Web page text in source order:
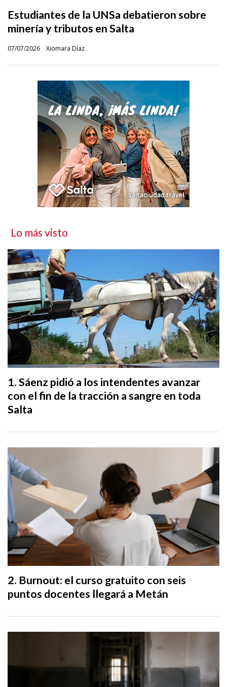
Estudiantes de la UNSa debatieron sobre
minería y tributos en Salta
Xiomara Díaz
07/07/2026
Lo más visto
Sáenz pidió a los intendentes avanzar
con el fin de la tracción a sangre en toda
Salta
Burnout: el curso gratuito con seis
puntos docentes llegará a Metán